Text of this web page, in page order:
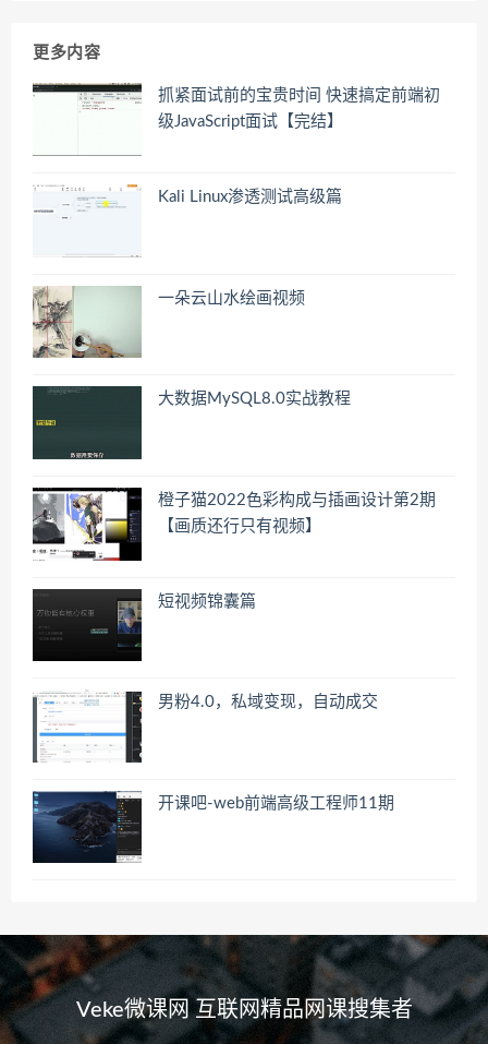
更多内容
抓紧面试前的宝贵时间 快速搞定前端初
级JavaScript面试【完结】
Kali Linux渗透测试高级篇
一朵云山水绘画视频
大数据MySQL8.0实战教程
橙子猫2022色彩构成与插画设计第2期
【画质还行只有视频】
短视频锦囊篇
男粉4.0，私域变现，自动成交
开课吧-web前端高级工程师11期
Veke微课网 互联网精品网课搜集者